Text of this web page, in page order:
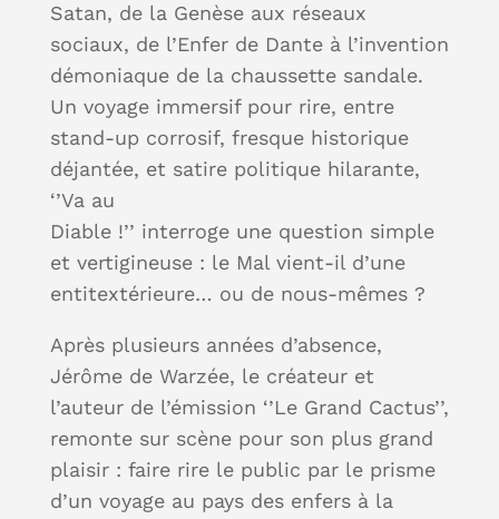
Satan, de la Genèse aux réseaux
sociaux, de l’Enfer de Dante à l’invention
démoniaque de la chaussette sandale.
Un voyage immersif pour rire, entre
stand-up corrosif, fresque historique
déjantée, et satire politique hilarante,
‘’Va au
Diable !’’ interroge une question simple
et vertigineuse : le Mal vient-il d’une
entitextérieure… ou de nous-mêmes ?
Après plusieurs années d’absence,
Jérôme de Warzée, le créateur et
l’auteur de l’émission ‘’Le Grand Cactus’’,
remonte sur scène pour son plus grand
plaisir : faire rire le public par le prisme
d’un voyage au pays des enfers à la